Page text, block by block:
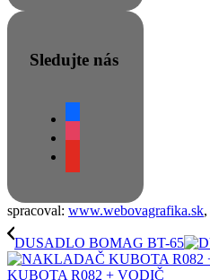
Sledujte nás
spracoval: www.webovagrafika.sk,
DUSADLO BOMAG BT-65
KUBOTA R082 + VODIČ